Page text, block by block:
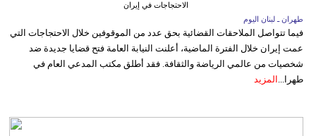
الاحتجاجات في إيران
طهران ـ لبنان اليوم
فيما تتواصل الملاحقات القضائية بحق عدد من الموقوفين خلال الاحتجاجات التي
عمت إيران خلال الفترة الماضية، أعلنت النيابة العامة فتح قضايا جديدة ضد
شخصيات من عالمي الرياضة والثقافة. فقد أطلق مكتب المدعي العام في
طهرا... المزيد